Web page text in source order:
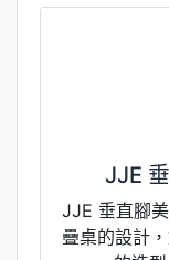
JJE
JJE 垂直腳
疊桌的設計